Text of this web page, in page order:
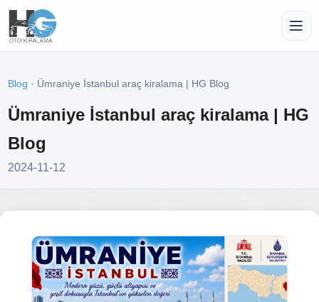
Blog · Ümraniye İstanbul araç kiralama | HG Blog
Ümraniye İstanbul araç kiralama | HG
Blog
2024-11-12